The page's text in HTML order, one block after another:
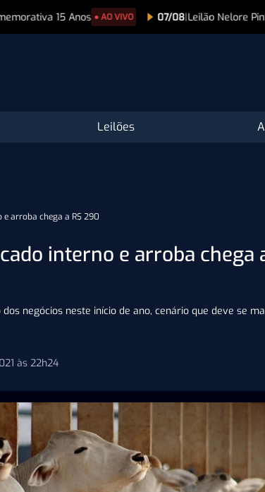
07/08|Leilão Nelore Pintado HL ● AO VIVO 08/
Leilões
arroba chega a R$ 290
interno e arroba chega
negócios neste início de ano, cenário que deve se
às 22h24